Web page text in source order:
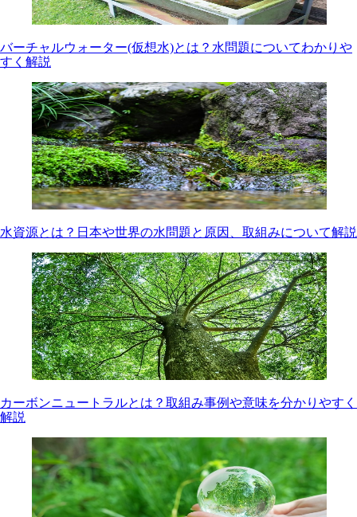
バーチャルウォーター(仮想水)とは？水問題についてわかりや
すく解説
水資源とは？日本や世界の水問題と原因、取組みについて解説
カーボンニュートラルとは？取組み事例や意味を分かりやすく
解説